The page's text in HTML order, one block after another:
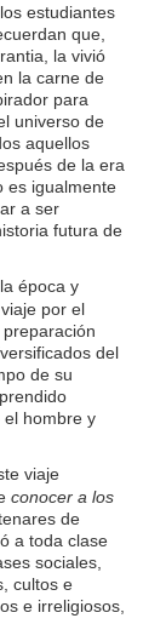
estudiantes
que,
la vivió
la carne de
para
universo de
aquellos
de la era
es igualmente
a ser
futura de
época y
por el
del
de su
hombre y
viaje
conocer a los
de
a toda clase
sociales,
cultos e
e irreligiosos,